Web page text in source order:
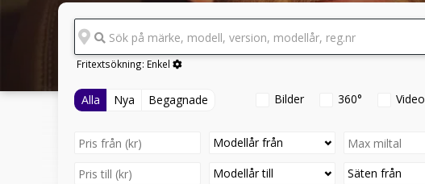
Sök på märke, modell, version, modellår, reg.nr
Fritextsökning: Enkel
Alla Nya Begagnade Bilder 360° Video
Modellår från
Modellår till
Säten från